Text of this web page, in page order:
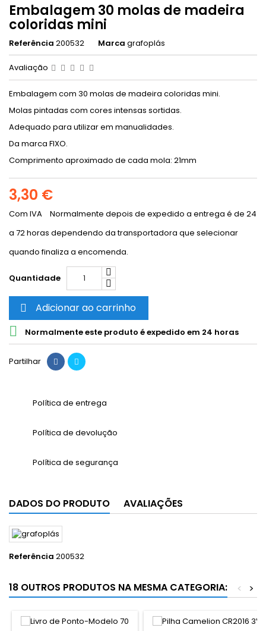
Embalagem 30 molas de madeira
coloridas mini
Referência 200532 Marca grafoplás
Avaliação
Embalagem com 30 molas de madeira coloridas mini.
Molas pintadas com cores intensas sortidas.
Adequado para utilizar em manualidades.
Da marca FIXO.
Comprimento aproximado de cada mola: 21mm
3,30 €
Com IVA
Normalmente depois de expedido a entrega é de 24
a 72 horas dependendo da transportadora que selecionar
quando finaliza a encomenda.
Quantidade
 Adicionar ao carrinho
 Normalmente este produto é expedido em 24 horas
Partilhar
Política de entrega
Política de devolução
Política de segurança
DADOS DO PRODUTO AVALIAÇÕES
Referência 200532
18 OUTROS PRODUTOS NA MESMA CATEGORIA: >
<